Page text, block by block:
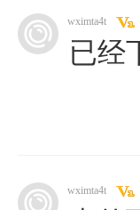
wximta4t
已经
wximta4t